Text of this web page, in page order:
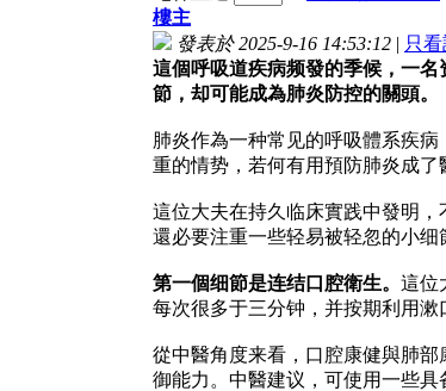
樓主
發表於 2025-9-16 14:53:12 | 只
這個呼吸道疾病频發的季候，一
節，却可能成為肺炎防控的關頭。
肺炎作為一种常见的呼吸體系疾
重的情势，若何有用預防肺炎成了
這位大夫在持久临床實践中發明
還必要注重一些轻易被轻忽的小细
第一個细節是连结口腔衛生。 這位
每次很多于三分钟，并按期利用漱
從中醫角度来看，口腔康健與肺
御能力。中醫建议，可使用一些具